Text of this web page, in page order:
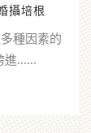
攝培根
種因素的
進......